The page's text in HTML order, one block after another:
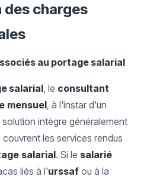
des charges
au portage salarial
salarial, le consultant
mensuel, à l'instar d'un
intègre généralement
couvrent les services rendus
salarial. Si le salarié
liés à l'urssaf ou à la